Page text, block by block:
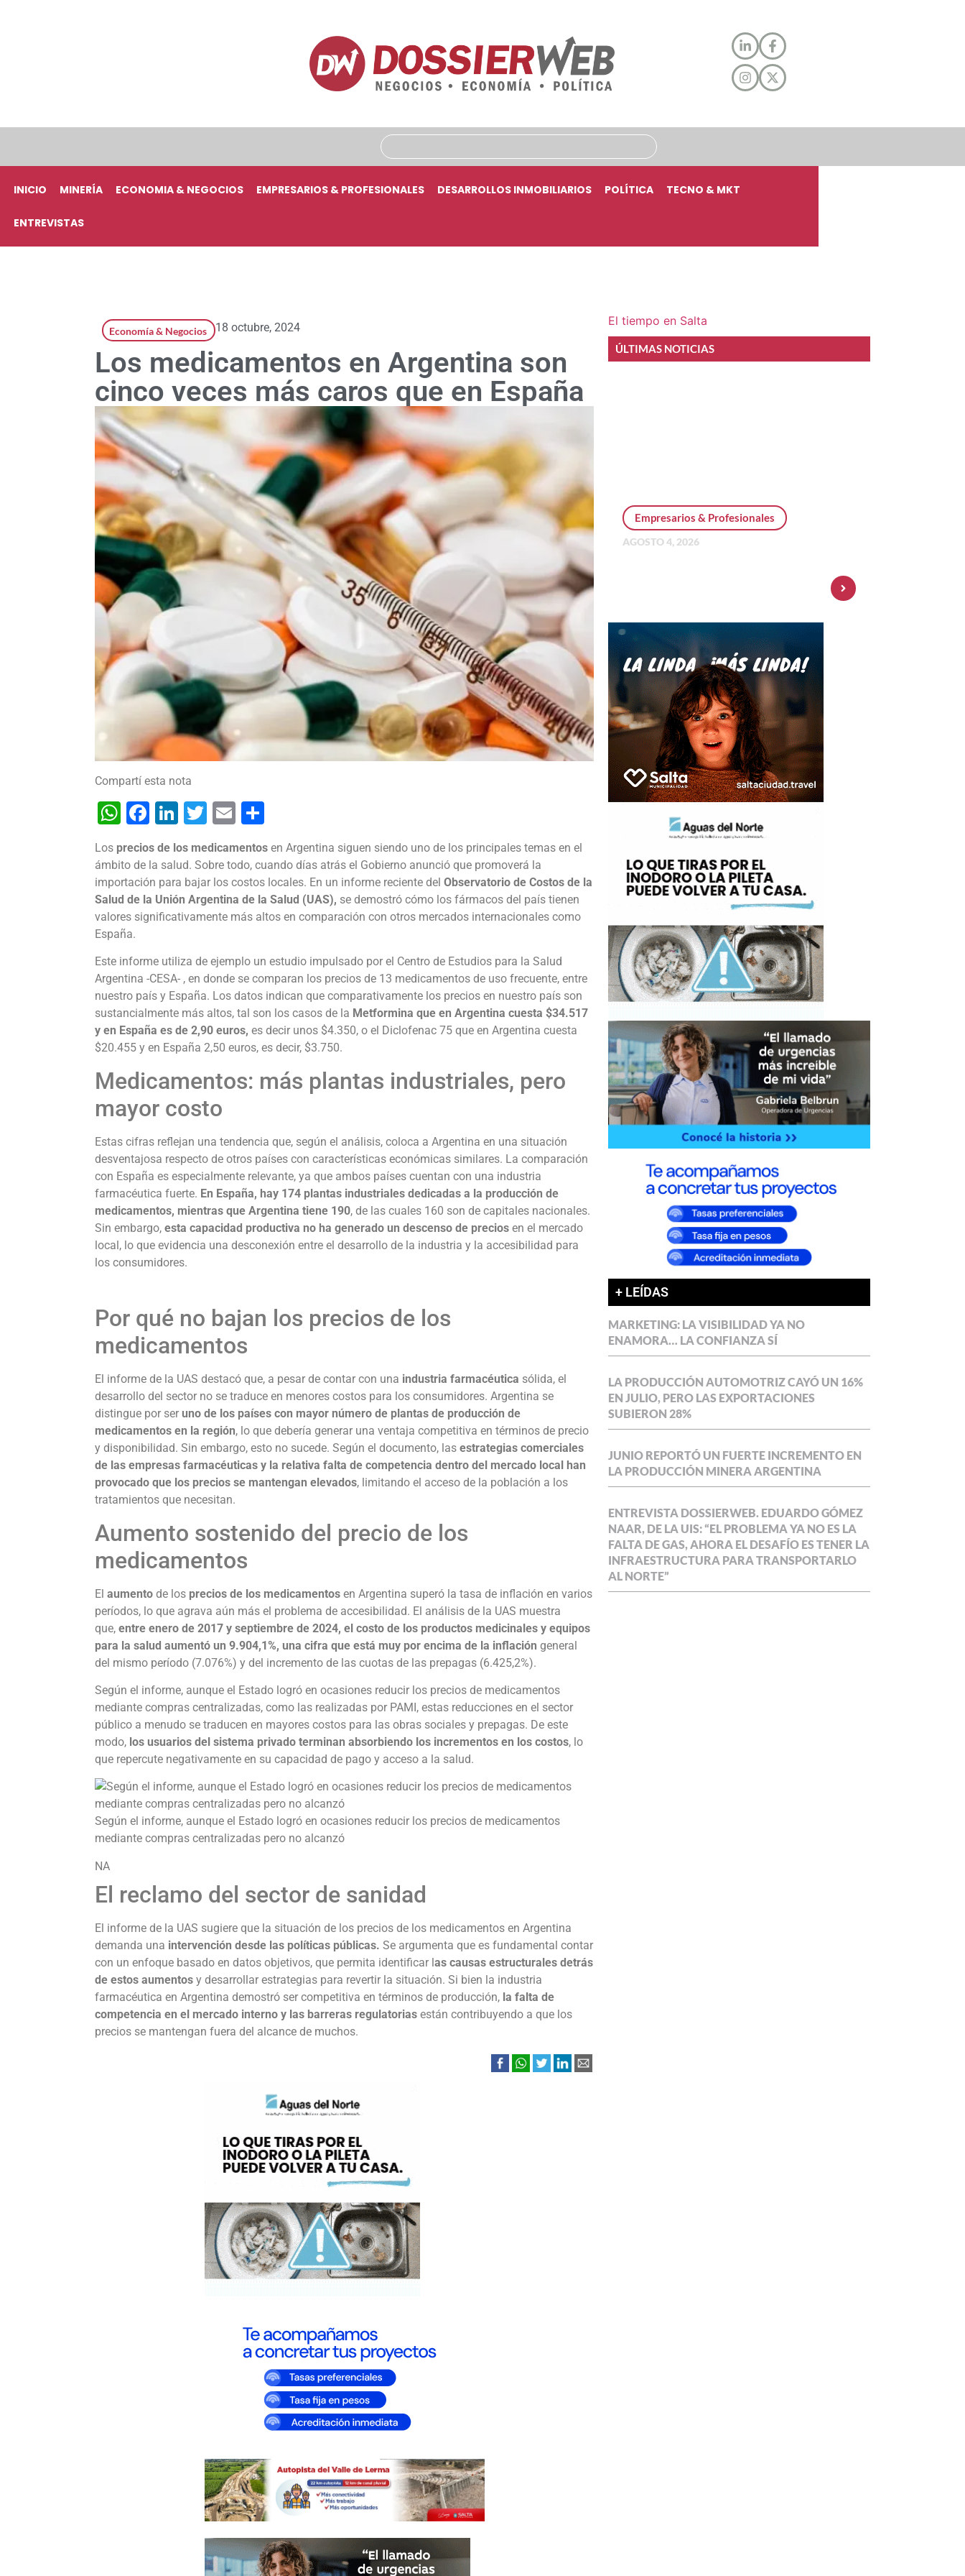
INICIO MINERÍA ECONOMIA & NEGOCIOS EMPRESARIOS & PROFESIONALES DESARROLLOS INMOBILIARIOS POLÍTICA TECNO & MKT
ENTREVISTAS
Economía & Negocios 18 octubre, 2024
Los medicamentos en Argentina son
cinco veces más caros que en España
Compartí esta nota
WhatsApp
Facebook
LinkedIn
Twitter
Email
Los precios de los medicamentos en Argentina siguen siendo uno de los principales temas en el
ámbito de la salud. Sobre todo, cuando días atrás el Gobierno anunció que promoverá la
importación para bajar los costos locales. En un informe reciente del Observatorio de Costos de la
Salud de la Unión Argentina de la Salud (UAS), se demostró cómo los fármacos del país tienen
valores significativamente más altos en comparación con otros mercados internacionales como
España.
Este informe utiliza de ejemplo un estudio impulsado por el Centro de Estudios para la Salud
Argentina -CESA- , en donde se comparan los precios de 13 medicamentos de uso frecuente, entre
nuestro país y España. Los datos indican que comparativamente los precios en nuestro país son
sustancialmente más altos, tal son los casos de la Metformina que en Argentina cuesta $34.517
y en España es de 2,90 euros, es decir unos $4.350, o el Diclofenac 75 que en Argentina cuesta
$20.455 y en España 2,50 euros, es decir, $3.750.
Medicamentos: más plantas industriales, pero
mayor costo
Estas cifras reflejan una tendencia que, según el análisis, coloca a Argentina en una situación
desventajosa respecto de otros países con características económicas similares. La comparación
con España es especialmente relevante, ya que ambos países cuentan con una industria
farmacéutica fuerte. En España, hay 174 plantas industriales dedicadas a la producción de
medicamentos, mientras que Argentina tiene 190, de las cuales 160 son de capitales nacionales.
Sin embargo, esta capacidad productiva no ha generado un descenso de precios en el mercado
local, lo que evidencia una desconexión entre el desarrollo de la industria y la accesibilidad para
los consumidores.
Por qué no bajan los precios de los
medicamentos
El informe de la UAS destacó que, a pesar de contar con una industria farmacéutica sólida, el
desarrollo del sector no se traduce en menores costos para los consumidores. Argentina se
distingue por ser uno de los países con mayor número de plantas de producción de
medicamentos en la región, lo que debería generar una ventaja competitiva en términos de precio
y disponibilidad. Sin embargo, esto no sucede. Según el documento, las estrategias comerciales
de las empresas farmacéuticas y la relativa falta de competencia dentro del mercado local han
provocado que los precios se mantengan elevados, limitando el acceso de la población a los
tratamientos que necesitan.
Aumento sostenido del precio de los
medicamentos
El aumento de los precios de los medicamentos en Argentina superó la tasa de inflación en varios
períodos, lo que agrava aún más el problema de accesibilidad. El análisis de la UAS muestra
que, entre enero de 2017 y septiembre de 2024, el costo de los productos medicinales y equipos
para la salud aumentó un 9.904,1%, una cifra que está muy por encima de la inflación general
del mismo período (7.076%) y del incremento de las cuotas de las prepagas (6.425,2%).
Según el informe, aunque el Estado logró en ocasiones reducir los precios de medicamentos
mediante compras centralizadas, como las realizadas por PAMI, estas reducciones en el sector
público a menudo se traducen en mayores costos para las obras sociales y prepagas. De este
modo, los usuarios del sistema privado terminan absorbiendo los incrementos en los costos, lo
que repercute negativamente en su capacidad de pago y acceso a la salud.
Según el informe, aunque el Estado logró en ocasiones reducir los precios de medicamentos
mediante compras centralizadas pero no alcanzó
NA
El reclamo del sector de sanidad
El informe de la UAS sugiere que la situación de los precios de los medicamentos en Argentina
demanda una intervención desde las políticas públicas. Se argumenta que es fundamental contar
con un enfoque basado en datos objetivos, que permita identificar las causas estructurales detrás
de estos aumentos y desarrollar estrategias para revertir la situación. Si bien la industria
farmacéutica en Argentina demostró ser competitiva en términos de producción, la falta de
competencia en el mercado interno y las barreras regulatorias están contribuyendo a que los
precios se mantengan fuera del alcance de muchos.
El tiempo en Salta
ÚLTIMAS NOTICIAS
Empresarios & Profesionales
AGOSTO 4, 2026
+ LEÍDAS
MARKETING: LA VISIBILIDAD YA NO
ENAMORA… LA CONFIANZA SÍ
LA PRODUCCIÓN AUTOMOTRIZ CAYÓ UN 16%
EN JULIO, PERO LAS EXPORTACIONES
SUBIERON 28%
JUNIO REPORTÓ UN FUERTE INCREMENTO EN
LA PRODUCCIÓN MINERA ARGENTINA
ENTREVISTA DOSSIERWEB. EDUARDO GÓMEZ
NAAR, DE LA UIS: “EL PROBLEMA YA NO ES LA
FALTA DE GAS, AHORA EL DESAFÍO ES TENER LA
INFRAESTRUCTURA PARA TRANSPORTARLO
AL NORTE”